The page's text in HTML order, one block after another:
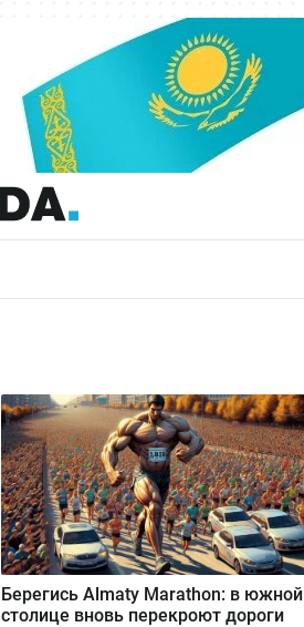
Берегись Almaty Marathon: в южной
столице вновь перекроют дороги